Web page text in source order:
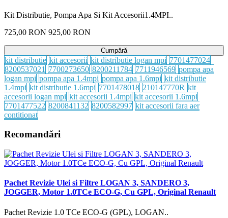
Kit Distributie, Pompa Apa Si Kit Accesorii1.4MPI..
725,00 RON 925,00 RON
Cumpără
kit distributie kit accesorii kit distributie logan mpi 7701477024
8200537021 7700273650 8200211784 7711946569 pompa apa
logan mpi pompa apa 1.4mpi pompa apa 1.6mpi kit distributie
1.4mpi kit distributie 1.6mpi 7701478018 210147770R kit
accesorii logan mpi kit accesorii 1.4mpi kit accesorii 1.6mpi
7701477522 8200841132 8200582997 kit accesorii fara aer
contitionat
Recomandări
Pachet Revizie Ulei si Filtre LOGAN 3, SANDERO 3,
JOGGER, Motor 1.0TCe ECO-G, Cu GPL, Original Renault
Pachet Revizie 1.0 TCe ECO-G (GPL), LOGAN..